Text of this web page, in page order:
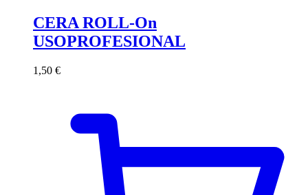
CERA ROLL-On
USOPROFESIONAL
1,50 €